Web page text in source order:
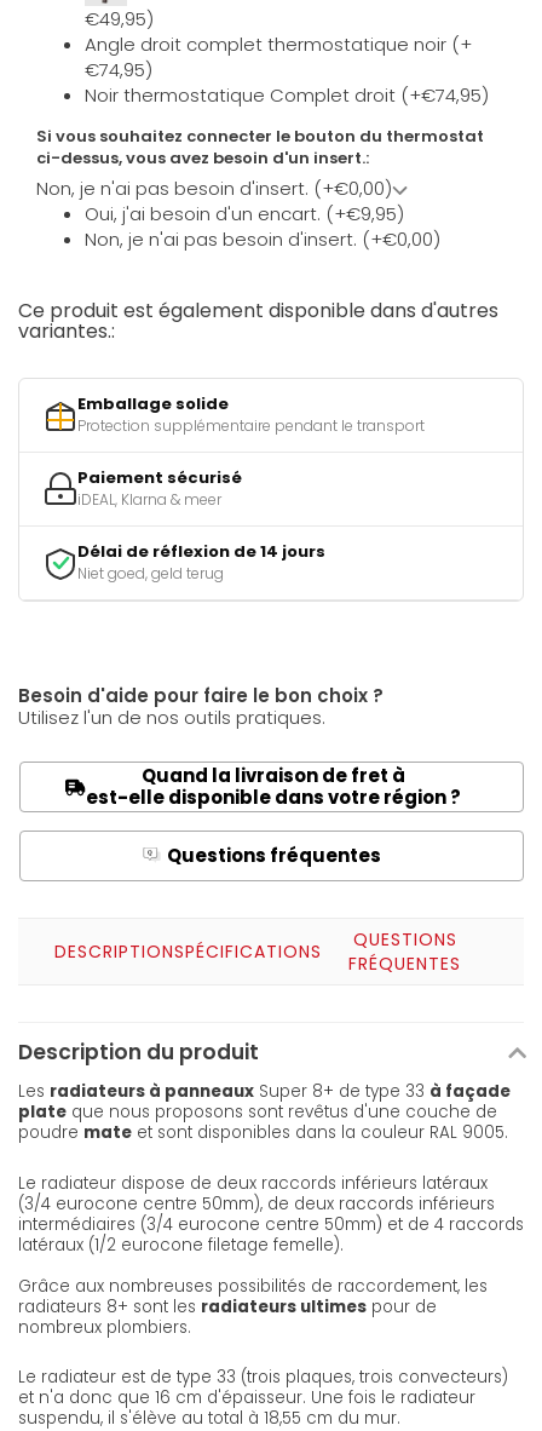
€49,95)
Angle droit complet thermostatique noir (+
€74,95)
Noir thermostatique Complet droit (+€74,95)
Si vous souhaitez connecter le bouton du thermostat
ci-dessus, vous avez besoin d'un insert.:
Non, je n'ai pas besoin d'insert. (+€0,00)
Oui, j'ai besoin d'un encart. (+€9,95)
Non, je n'ai pas besoin d'insert. (+€0,00)
Ce produit est également disponible dans d'autres
variantes.:
Emballage solide
Protection supplémentaire pendant le transport
Paiement sécurisé
iDEAL, Klarna & meer
Délai de réflexion de 14 jours
Niet goed, geld terug
Besoin d'aide pour faire le bon choix ?
Utilisez l'un de nos outils pratiques.
Quand la livraison de fret à
est-elle disponible dans votre région ?
Q Questions fréquentes
DESCRIPTIONSPÉCIFICATIONS
QUESTIONS
FRÉQUENTES
Description du produit
Les radiateurs à panneaux Super 8+ de type 33 à façade
plate que nous proposons sont revêtus d'une couche de
poudre mate et sont disponibles dans la couleur RAL 9005.
Le radiateur dispose de deux raccords inférieurs latéraux
(3/4 eurocone centre 50mm), de deux raccords inférieurs
intermédiaires (3/4 eurocone centre 50mm) et de 4 raccords
latéraux (1/2 eurocone filetage femelle).
Grâce aux nombreuses possibilités de raccordement, les
radiateurs 8+ sont les radiateurs ultimes pour de
nombreux plombiers.
Le radiateur est de type 33 (trois plaques, trois convecteurs)
et n'a donc que 16 cm d'épaisseur. Une fois le radiateur
suspendu, il s'élève au total à 18,55 cm du mur.